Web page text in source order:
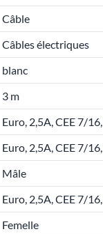
Câble
Câbles électriques
blanc
3 m
Euro, 2,5A, CEE 7/
Euro, 2,5A, CEE 7/
Mâle
Euro, 2,5A, CEE 7/
Femelle